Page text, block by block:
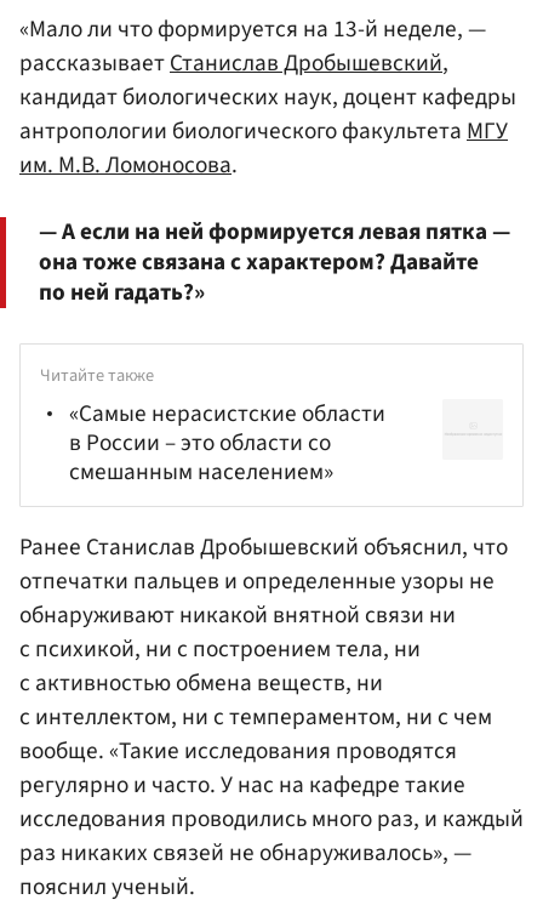
«Мало ли что формируется на 13-й неделе, —
рассказываетСтанислав Дробышевский,
кандидат биологических наук, доцент кафедры
антропологии биологического факультетаМГУ
им. М.В. Ломоносова.
— А если на ней формируется левая пятка —
она тоже связана с характером? Давайте
по ней гадать?»
Читайте также
«Самые нерасистские области
в России – это области со
смешанным населением»
Ранее Станислав Дробышевский объяснил, что
отпечатки пальцев и определенные узоры не
обнаруживают никакой внятной связи ни
с психикой, ни с построением тела, ни
с активностью обмена веществ, ни
с интеллектом, ни с темпераментом, ни с чем
вообще. «Такие исследования проводятся
регулярно и часто. У нас на кафедре такие
исследования проводились много раз, и каждый
раз никаких связей не обнаруживалось», —
пояснил ученый.